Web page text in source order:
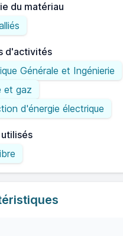
du matériau
d'activités
Générale et Ingénierie
et gaz
d'énergie électrique